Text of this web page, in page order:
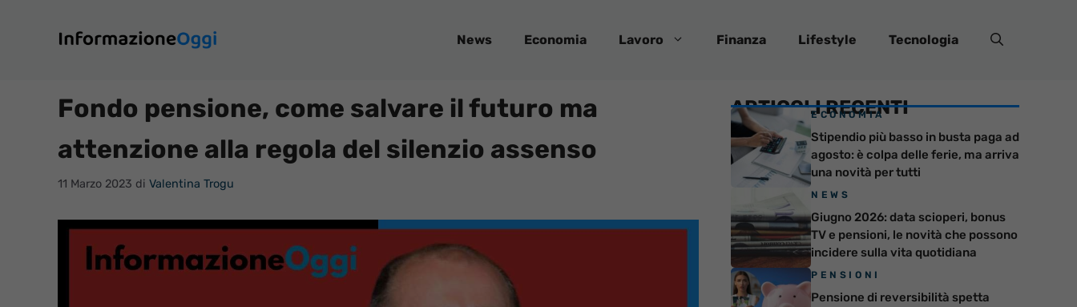
contenuto
News Economia Lavoro Finanza Lifestyle Tecnologia
Fondo pensione, come salvare il futuro ma
attenzione alla regola del silenzio assenso
11 Marzo 2023 di Valentina Trogu
ARTICOLI RECENTI
ECONOMIA
Stipendio più basso in busta paga ad
agosto: è colpa delle ferie, ma arriva
una novità per tutti
NEWS
Giugno 2026: data scioperi, bonus
TV e pensioni, le novità che possono
incidere sulla vita quotidiana
PENSIONI
Pensione di reversibilità spetta